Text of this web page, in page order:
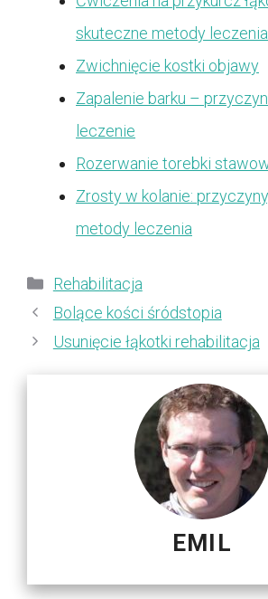
skuteczne metody leczenia
Zwichnięcie kostki objawy
Zapalenie barku –
leczenie
Rozerwanie torebki
Zrosty w kolanie:
metody leczenia
Kategorie
Rehabilitacja
Bolące kości śródstopia
Usunięcie łąkotki rehabilitacja
EMIL